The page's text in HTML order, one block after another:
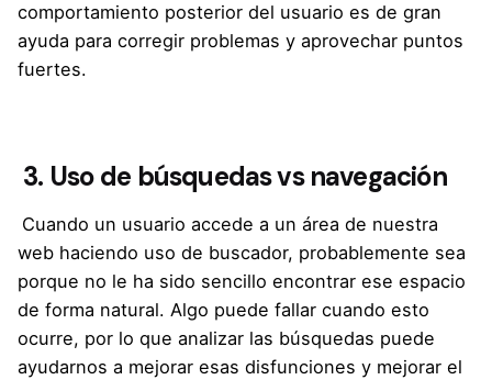
comportamiento posterior del usuario es de gran
ayuda para corregir problemas y aprovechar puntos
fuertes.
3. Uso de búsquedas vs navegación
Cuando un usuario accede a un área de nuestra
web haciendo uso de buscador, probablemente sea
porque no le ha sido sencillo encontrar ese espacio
de forma natural. Algo puede fallar cuando esto
ocurre, por lo que analizar las búsquedas puede
ayudarnos a mejorar esas disfunciones y mejorar el